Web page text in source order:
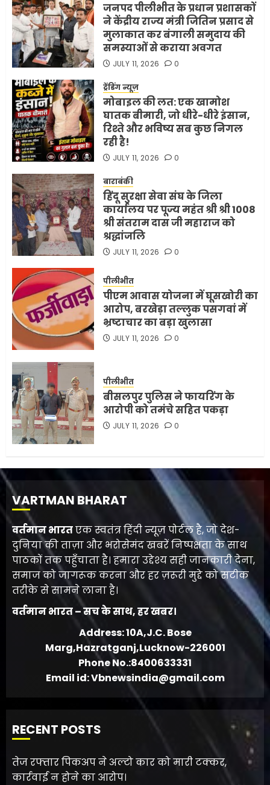
जनपद पीलीभीत के प्रधान प्रशासकों
ने केंद्रीय राज्य मंत्री जितिन प्रसाद से
मुलाकात कर बंगाली समुदाय की
समस्याओं से कराया अवगत
JULY 11, 2026 0
ट्रेंडिंग न्यूज़
मोबाइल की लत: एक खामोश
घातक बीमारी, जो धीरे-धीरे इंसान,
रिश्ते और भविष्य सब कुछ निगल
रही है!
JULY 11, 2026 0
बाराबंकी
हिंदू सुरक्षा सेवा संघ के जिला
कार्यालय पर पूज्य महंत श्री श्री 1008
श्री संतराम दास जी महाराज को
श्रद्धांजलि
JULY 11, 2026 0
पीलीभीत
पीएम आवास योजना में घूसखोरी का
आरोप, बरखेड़ा तल्लुक पसगवां में
भ्रष्टाचार का बड़ा खुलासा
JULY 11, 2026 0
पीलीभीत
बीसलपुर पुलिस ने फायरिंग के
आरोपी को तमंचे सहित पकड़ा
JULY 11, 2026 0
VARTMAN BHARAT
वर्तमान भारतएक स्वतंत्र हिंदी न्यूज़ पोर्टल है, जो देश-
दुनिया की ताज़ा और भरोसेमंद खबरें निष्पक्षता के साथ
पाठकों तक पहुँचाता है। हमारा उद्देश्य सही जानकारी देना,
समाज को जागरूक करना और हर ज़रूरी मुद्दे को सटीक
तरीके से सामने लाना है।
वर्तमान भारत – सच के साथ, हर खबर।
Address: 10A,J.C. Bose
Marg,Hazratganj,Lucknow-226001
Phone No.:8400633331
Email id: Vbnewsindia@gmail.com
RECENT POSTS
तेज रफ्तार पिकअप ने अल्टो कार को मारी टक्कर,
कार्रवाई न होने का आरोप।